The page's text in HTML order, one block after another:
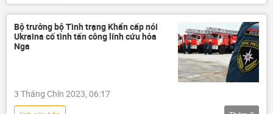
Việt Nam
cháy chung cư
cháy
Chiến sĩ
công an
Tác giả
Quan điểm-Ý kiến
Xã hội
Bộ trưởng bộ Tình trạng Khẩn cấp nói
Ukraina cố tình tấn công lính cứu hỏa
Nga
3 Tháng Chín 2023, 06:17